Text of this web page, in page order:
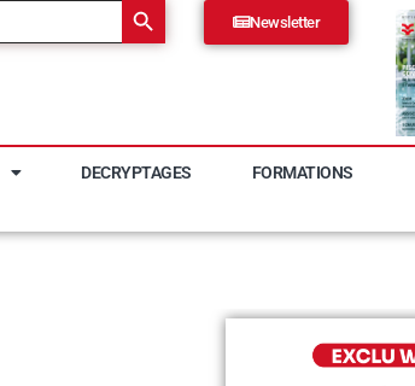
Newsletter
DECRYPTAGES FORMATIONS